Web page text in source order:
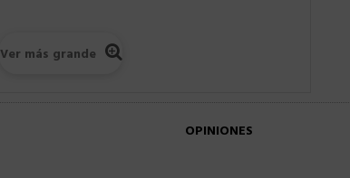
Ver más grande
OPINIONES